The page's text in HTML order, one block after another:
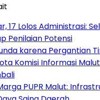
17 Lolos Administrasi:
Penilaian Potensi
karena Pergantian
Komisi Informasi
PUPR Malut: